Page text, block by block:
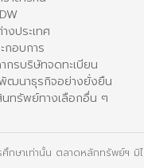
งประเทศ
กอบการ
กรบริษัทจดทะเบียน
ฒนาธุรกิจอย่างยั่งยืน
นทรัพย์ทางเลือกอื่น ๆ
กษาเท่านั้น ตลาดหลักทรัพย์ฯ